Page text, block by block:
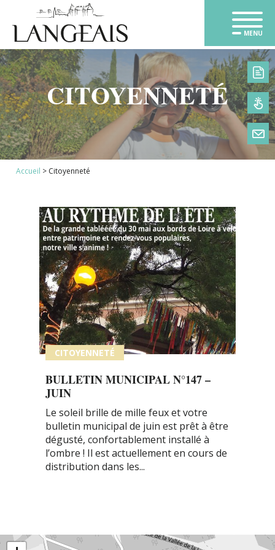
MENU
CITOYENNETÉ
Accueil > Citoyenneté
CITOYENNETÉ
BULLETIN MUNICIPAL N°147 –
JUIN
Le soleil brille de mille feux et votre
bulletin municipal de juin est prêt à être
dégusté, confortablement installé à
l’ombre ! Il est actuellement en cours de
distribution dans les...